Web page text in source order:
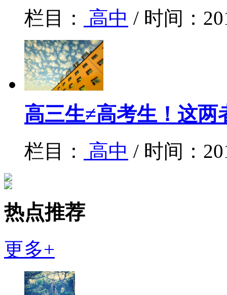
栏目： 高中 / 时间：
高三生≠高考生！这
栏目： 高中 / 时间：
热点推荐
更多+